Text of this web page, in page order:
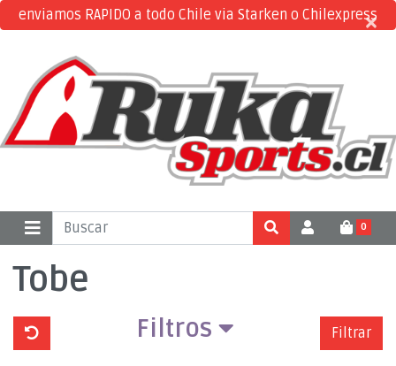
enviamos RAPIDO a todo Chile via Starken o Chilexpress
×
×
0
Tobe
Filtros Filtrar